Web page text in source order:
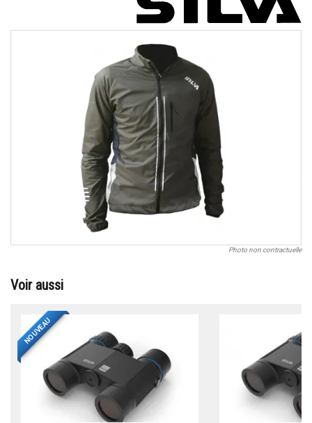
Photo non contractuelle
Voir aussi
NOUVEAU